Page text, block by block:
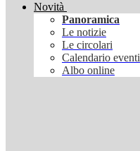
Novità
Panoramica
Le notizie
Le circolari
Calendario eventi
Albo online